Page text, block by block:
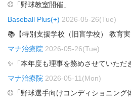
⚾「野球教室開催」
Baseball Plus(+) 2026-05-26(Tue)
📚【特別支援学校（旧盲学校） 教育
マナ治療院 2026-05-26(Tue)
✨「本年度も理事を務めさせていただ
マナ治療院 2026-05-11(Mon)
⚾「野球選手向けコンディショニング